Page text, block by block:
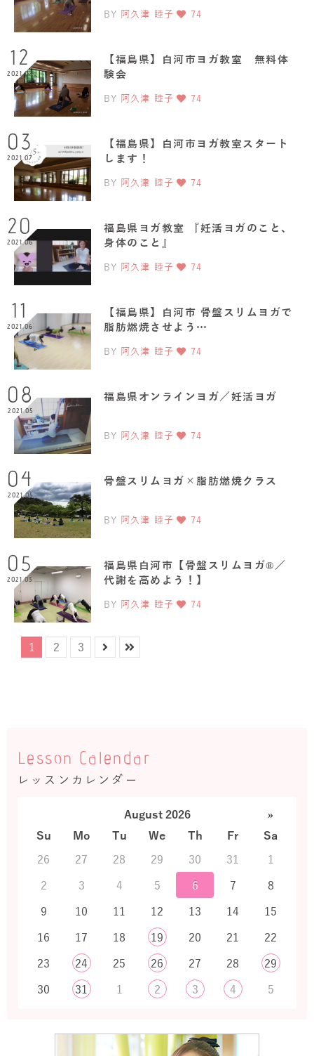
BY 阿久津 睦子 74
12
2021.07
【福島県】白河市ヨガ教室 無料体
験会
BY 阿久津 睦子 74
03
2021.07
【福島県】白河市ヨガ教室スタート
します！
BY 阿久津 睦子 74
20
2021.06
福島県ヨガ教室 『妊活ヨガのこと、
身体のこと』
BY 阿久津 睦子 74
11
2021.06
【福島県】白河市 骨盤スリムヨガで
脂肪燃焼させよう…
BY 阿久津 睦子 74
08
2021.05
福島県オンラインヨガ／妊活ヨガ
BY 阿久津 睦子 74
04
2021.05
骨盤スリムヨガ×脂肪燃焼クラス
BY 阿久津 睦子 74
05
2021.03
福島県白河市【骨盤スリムヨガ®️／
代謝を高めよう！】
BY 阿久津 睦子 74
1 2 3
Lesson Calendar
レッスンカレンダー
August 2026
»
Su
Mo Tu We Th Fr
Sa
26
27 28 29 30 31
1
2
3 4 5 6 7
8
9
10 11 12 13 14
15
16
17 18 19 20 21
22
23
24 25 26 27 28
29
30
31 1 2 3 4 5